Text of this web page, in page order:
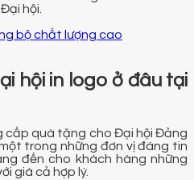
hội.
hội in logo ở đâu tại
cấp quà tặng cho Đại hội Đảng
trong những đơn vị đáng tin
đến cho khách hàng những
giá cả hợp lý.